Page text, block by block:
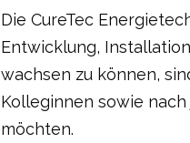
Die CureTec
Entwicklung,
wachsen zu können,
Kolleginnen sowie
möchten.